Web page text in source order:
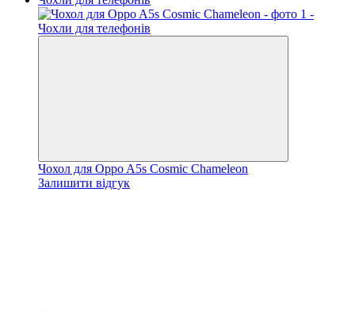
Чохол для Oppo A5s Cosmic Chameleon
Залишити відгук